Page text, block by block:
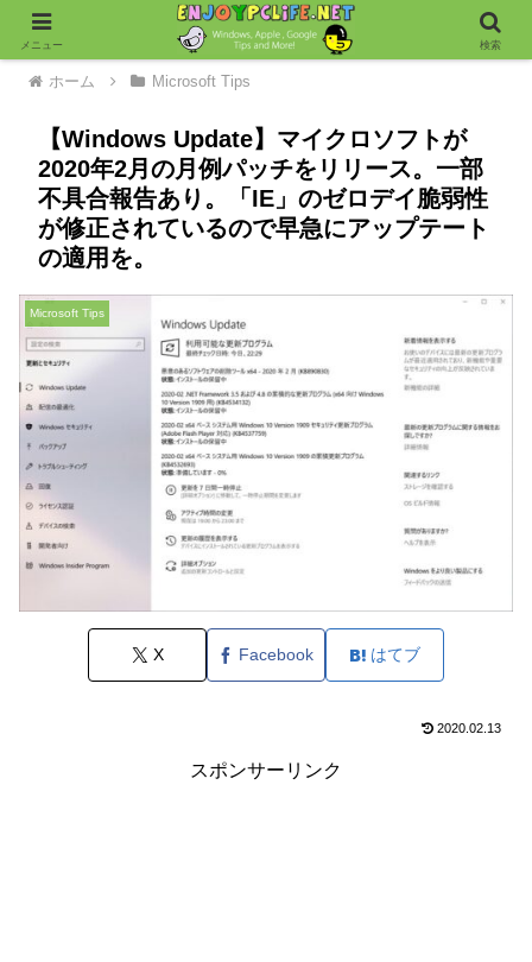
ホーム Microsoft Tips
【Windows Update】マイクロソフトが
2020年2月の月例パッチをリリース。一部
不具合報告あり。「IE」のゼロデイ脆弱性
が修正されているので早急にアップテート
の適用を。
Microsoft Tips
X Facebook はてブ
2020.02.13
スポンサーリンク
メニュー 検索